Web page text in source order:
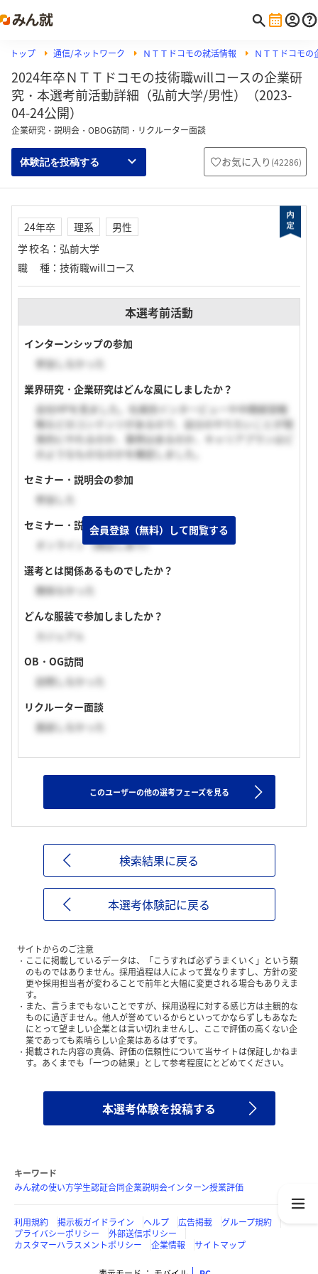
トップ 通信/ネットワーク ＮＴＴドコモの就活情報 ＮＴＴドコモの
2024年卒ＮＴＴドコモの技術職willコースの企業研
究・本選考前活動詳細（弘前大学/男性）（2023-
04-24公開）
企業研究・説明会・OBOG訪問・リクルーター面談
体験記を投稿する お気に入り (42286)
24年卒 理系
男性
学校名 ： 弘前大学
職種 ： 技術職willコース
本選考前活動
インターンシップの参加
参加しなかった
業界研究・企業研究はどんな風にしましたか？
会社HPを見ました。社員別インタービューや中期経営戦
略などのコンテンツがあるので、自分のやりたいことが現
実的にやれるのか、事例はあるのか、キャリアプランはど
のようなものなのかを確認しました。
セミナー・説明会の参加
参加した
セミナー・説明会の実施形式
オンライン（顔出しあり）
選考とは関係あるものでしたか？
関係なかった
どんな服装で参加しましたか？
カジュアル
OB・OG訪問
訪問しなかった
リクルーター面談
面談しなかった
会員登録（無料）して閲覧する
このユーザーの他の選考フェーズを見る
検索結果に戻る
本選考体験記に戻る
サイトからのご注意
ここに掲載しているデータは、「こうすれば必ずうまくいく」という類
のものではありません。採用過程は人によって異なりますし、方針の変
更や採用担当者が変わることで前年と大幅に変更される場合もありえま
す。
また、言うまでもないことですが、採用過程に対する感じ方は主観的な
ものに過ぎません。他人が誉めているからといってかならずしもあなた
にとって望ましい企業とは言い切れませんし、ここで評価の高くない企
業であっても素晴らしい企業はあるはずです。
掲載された内容の真偽、評価の信頼性について当サイトは保証しかねま
す。あくまでも「一つの結果」として参考程度にとどめてください。
本選考体験を投稿する
キーワード
みん就の使い方学生認証合同企業説明会インターン授業評価
利用規約 掲示板ガイドライン ヘルプ 広告掲載
グループ規約
プライバシーポリシー
外部送信ポリシー
カスタマーハラスメントポリシー
企業情報 サイトマップ